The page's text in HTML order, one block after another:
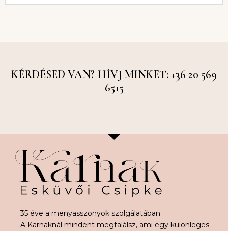
KÉRDÉSED VAN? HÍVJ MINKET: +36 20 569
6515
35 éve a menyasszonyok szolgálatában.
A Karnaknál mindent megtalálsz, ami egy különleges